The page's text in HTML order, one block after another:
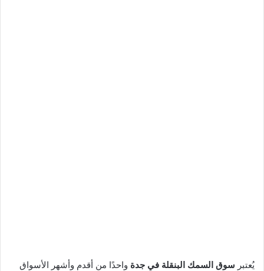
يُعتبر سوق السمك البنقلة في جدة واحدًا من أقدم وأشهر الأسواق